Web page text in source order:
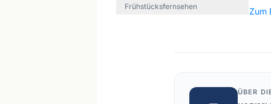
Frühstücksfernsehen
Zum
ÜBER